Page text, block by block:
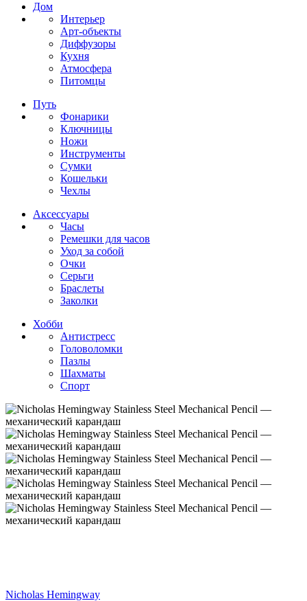
Дом
Интерьер
Арт-объекты
Диффузоры
Кухня
Атмосфера
Питомцы
Путь
Фонарики
Ключницы
Ножи
Инструменты
Сумки
Кошельки
Чехлы
Аксессуары
Часы
Ремешки для часов
Уход за собой
Очки
Серьги
Браслеты
Заколки
Хобби
Антистресс
Головоломки
Пазлы
Шахматы
Спорт
Nicholas Hemingway